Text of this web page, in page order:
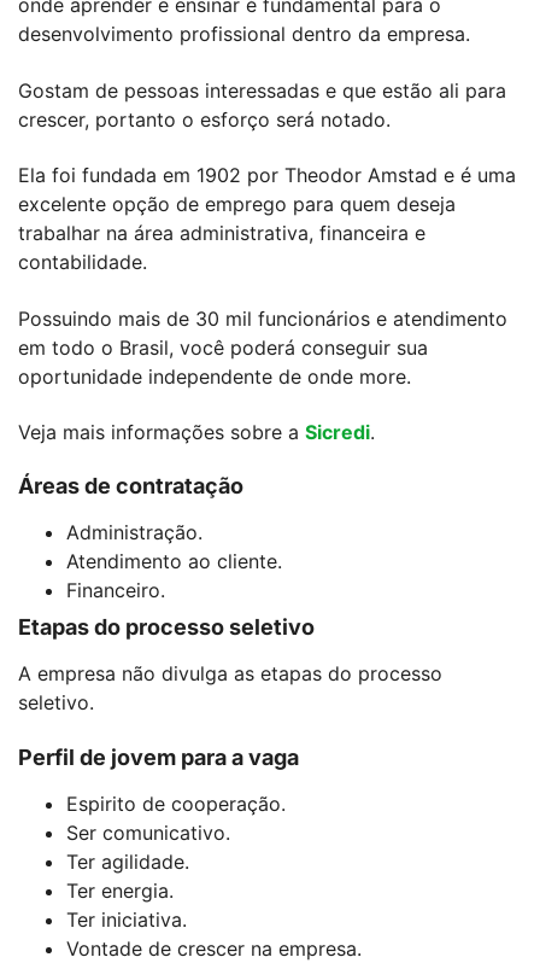
onde aprender e ensinar é fundamental para o
desenvolvimento profissional dentro da empresa.
Gostam de pessoas interessadas e que estão ali para
crescer, portanto o esforço será notado.
Ela foi fundada em 1902 por Theodor Amstad e é uma
excelente opção de emprego para quem deseja
trabalhar na área administrativa, financeira e
contabilidade.
Possuindo mais de 30 mil funcionários e atendimento
em todo o Brasil, você poderá conseguir sua
oportunidade independente de onde more.
Veja mais informações sobre a Sicredi.
Áreas de contratação
Administração.
Atendimento ao cliente.
Financeiro.
Etapas do processo seletivo
A empresa não divulga as etapas do processo
seletivo.
Perfil de jovem para a vaga
Espirito de cooperação.
Ser comunicativo.
Ter agilidade.
Ter energia.
Ter iniciativa.
Vontade de crescer na empresa.